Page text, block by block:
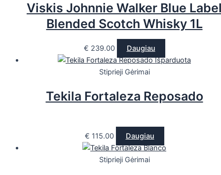
Viskis Johnnie Walker Blue
Blended Scotch Whisky 1L
€ 239.00
Daugiau
Išparduota
Stiprieji Gėrimai
Tekila Fortaleza Reposado
€ 115.00 Daugiau
Stiprieji Gėrimai